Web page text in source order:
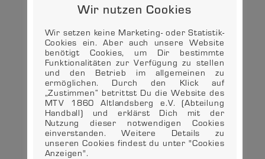
Wir nutzen Cookies
Wir setzen keine Marketing- oder Statistik-
Cookies ein. Aber auch unsere Website
benötigt Cookies, um Dir bestimmte
Funktionalitäten zur Verfügung zu stellen
und den Betrieb im allgemeinen zu
ermöglichen. Durch den Klick auf
„Zustimmen“ betrittst Du die Website des
MTV 1860 Altlandsberg e.V. (Abteilung
Handball) und erklärst Dich mit der
Nutzung dieser notwendigen Cookies
einverstanden. Weitere Details zu
unseren Cookies findest du unter "Cookies
Anzeigen".